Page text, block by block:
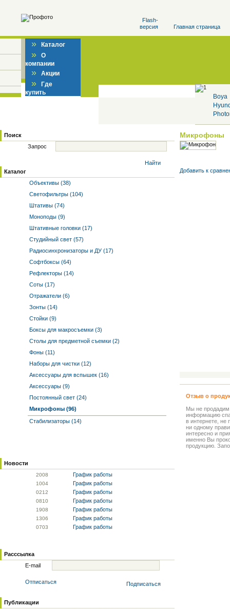
Flash-
версия
Главная страница
» Каталог
» О
компании
» Акции
» Где
купить
Boya
Поиск
Запрос
Найти
Каталог
Объективы (38)
Светофильтры (104)
Штативы (74)
Моноподы (9)
Штативные головки (17)
Студийный свет (57)
Радиосинхронизаторы и ДУ (17)
Софтбоксы (64)
Рефлекторы (14)
Соты (17)
Отражатели (6)
Зонты (14)
Стойки (9)
Боксы для макросъемки (3)
Столы для предметной съемки (2)
Фоны (11)
Наборы для чистки (12)
Аксессуары для вспышек (16)
Аксессуары (9)
Постоянный свет (24)
Микрофоны (96)
Стабилизаторы (14)
Новости
2008 График работы
1004 График работы
0212 График работы
0810 График работы
1908 График работы
1306 График работы
0703 График работы
Расссылка
E-mail
Отписаться Подписаться
Публикации
Микрофоны
Добавить к
Отзыв о
Мы не
информацию
в интернете, не
ни одному
интересно и
именно Вы
продукцию.